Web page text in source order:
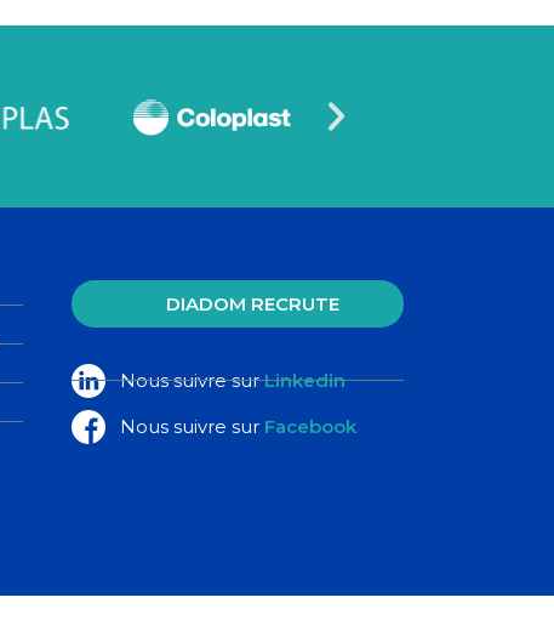
DIADOM RECRUTE
Nous suivre surLinkedin
Nous suivre sur Facebook